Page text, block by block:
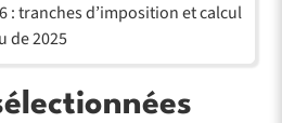
: tranches d’imposition et calcul
de 2025